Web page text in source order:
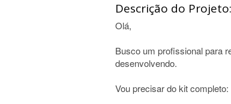
Descrição do Projeto:
Olá,
Busco um profissional para
desenvolvendo.
Vou precisar do kit